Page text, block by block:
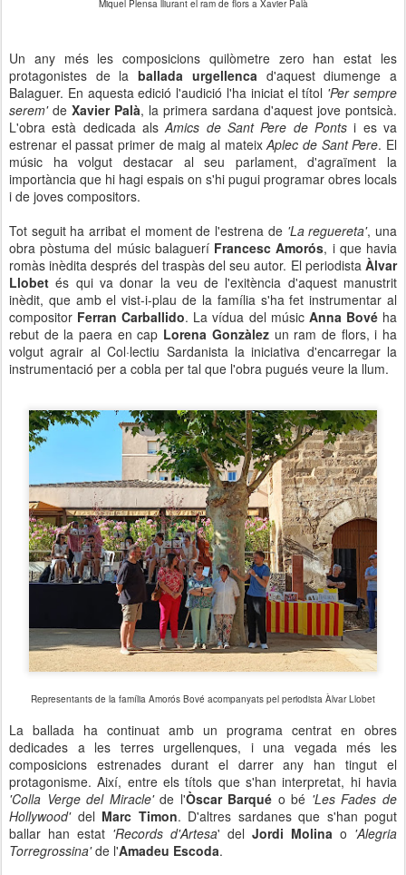
Miquel Plensa lliurant el ram de flors a Xavier Palà
Un any més les composicions quilòmetre zero han estat les
protagonistes de laballada urgellencad'aquest diumenge a
Balaguer. En aquesta edició l'audició l'ha iniciat el títol 'Per sempre
serem'de Xavier Palà, la primera sardana d'aquest jove pontsicà.
L'obra està dedicada alsAmics de Sant Pere de Ponts i es va
estrenar el passat primer de maig al mateixAplec de Sant Pere. El
músic ha volgut destacar al seu parlament, d'agraïment la
importància que hi hagi espais on s'hi pugui programar obres locals
i de joves compositors.
Tot seguit ha arribat el moment de l'estrena de 'La reguereta', una
obra pòstuma del músic balaguerí Francesc Amorós, i que havia
romàs inèdita després del traspàs del seu autor. El periodista Àlvar
Llobet és qui va donar la veu de l'exitència d'aquest manustrit
inèdit, que amb el vist-i-plau de la família s'ha fet instrumentar al
compositor Ferran Carballido. La vídua del músic Anna Bovéha
rebut de la paera en cap Lorena Gonzàlezun ram de flors, i ha
volgut agrair al Col·lectiu Sardanista la iniciativa d'encarregar la
instrumentació per a cobla per tal que l'obra pugués veure la llum.
Representants de la família Amorós Bové acompanyats pel periodista Àlvar Llobet
La ballada ha continuat amb un programa centrat en obres
dedicades a les terres urgellenques, i una vegada més les
composicions estrenades durant el darrer any han tingut el
protagonisme. Així, entre els títols que s'han interpretat, hi havia
'Colla Verge del Miracle'de l'Òscar Barqué o bé 'Les Fades de
Hollywood'del Marc Timon. D'altres sardanes que s'han pogut
ballar han estat 'Records d'Artesa' del Jordi Molina o 'Alegria
Torregrossina'de l'Amadeu Escoda.